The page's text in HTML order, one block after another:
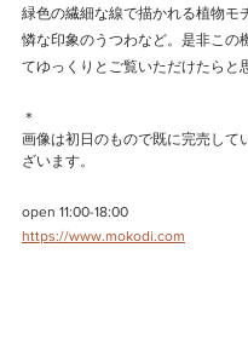
緑色の繊細な線で描かれる植物モ
憐な印象のうつわなど。是非この
てゆっくりとご覧いただけたらと
＊
画像は初日のもので既に完売して
ざいます。
open 11:00-18:00
https://www.mokodi.com